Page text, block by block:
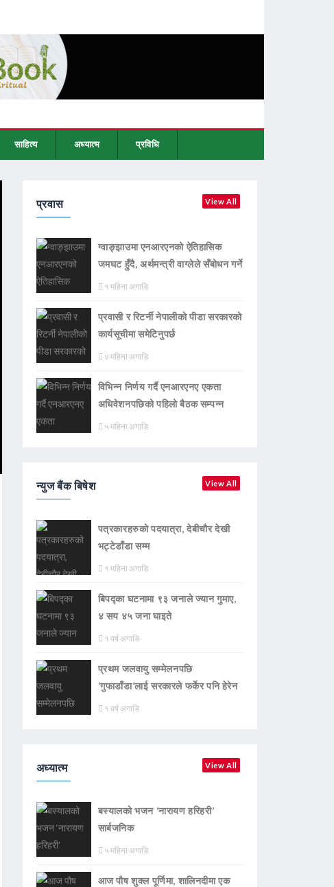
साहित्य अध्यात्म प्रविधि
प्रवास View All
ग्वाङ्झाउमा एनआरएनको ऐतिहासिक
जमघट हुँदै, अर्थमन्त्री वाग्लेले सँबोधन गर्ने
१ महिना अगाडि
प्रवासी र रिटर्नी नेपालीको पीडा सरकारको
कार्यसूचीमा समेटिनुपर्छ
४ महिना अगाडि
विभिन्न निर्णय गर्दै एनआरएनए एकता
अधिवेशनपछिको पहिलो बैठक सम्पन्न
५ महिना अगाडि
न्युज बैंक बिषेश View All
पत्रकारहरुको पदयात्रा, देबीचौर देखी
भट्टेडाँडा सम्म
१ महिना अगाडि
बिपद्का घटनामा ९३ जनाले ज्यान गुमाए,
४ सय ४५ जना घाइते
१ वर्ष अगाडि
प्रथम जलवायु सम्मेलनपछि
‘गुफाडाँडा’लाई सरकारले फर्केर पनि हेरेन
१ वर्ष अगाडि
अध्यात्म View All
बस्यालको भजन ‘नारायण हरिहरी’
सार्बजनिक
५ महिना अगाडि
आज पौष शुक्ल पूर्णिमा, शालिनदीमा एक